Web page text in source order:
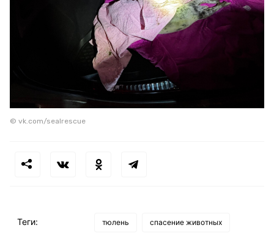
© vk.com/sealrescue
Теги: тюлень спасение животных